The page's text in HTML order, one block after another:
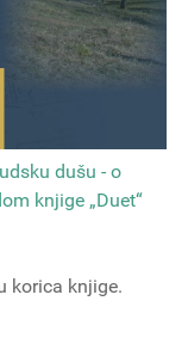
dušu - o
knjige „Duet“
korica knjige.